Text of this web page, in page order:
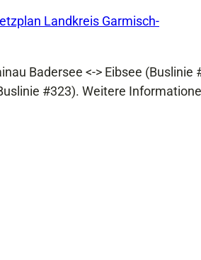
Landkreis Garmisch-
Badersee <-> Eibsee (Buslinie
#323). Weitere